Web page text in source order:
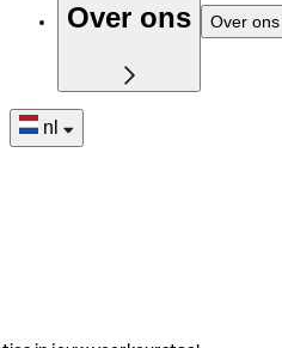
Over ons Over ons
nl